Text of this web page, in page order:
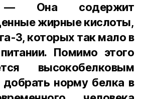
— Она содержит
жирные кислоты,
3, которых так мало в
Помимо этого
высокобелковым
норму белка в